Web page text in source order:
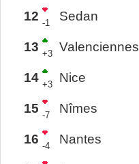
12 -1 Sedan
13 +3 Valenciennes
14 +3 Nice
15 -7 Nîmes
16 -4 Nantes